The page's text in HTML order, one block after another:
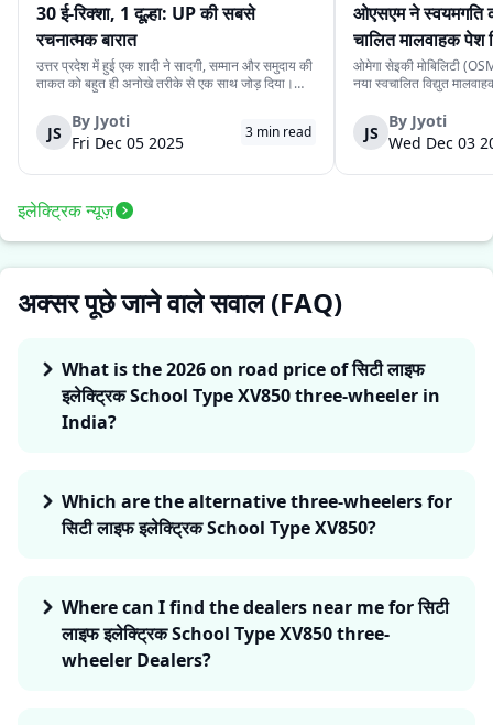
30 ई-रिक्शा, 1 दूल्हा: UP की सबसे
रचनात्मक बारात
उत्तर प्रदेश में हुई एक शादी ने सादगी, सम्मान और समुदाय की
ताकत को बहुत ही अनोखे तरीके से एक साथ जोड़ दिया।
वाहन की व्यवस्था करने के लिये पर्याप्त साधन नहीं थे।
लेकिन दोस्ती की भावना ने उस...
JS
By Jyoti
Fri Dec 05 2025
3 min read
ओएसएम ने स्वयमगति
चालित मालवाहक पेश
ओमेगा सेइकी मोबिलिटी
नया स्वचालित विद्युत
के स्वचालित यात्री संस्करण
लिये प्रस्तुत किया गया दूसरा
JS
By Jyoti
Wed Dec 03
इलेक्ट्रिक न्यूज़
अक्सर पूछे जाने वाले सवाल (FAQ)
What is the 2026 on road price of सिटी लाइफ
इलेक्ट्रिक School Type XV850 three-wheeler in
India?
Which are the alternative three-wheelers for
सिटी लाइफ इलेक्ट्रिक School Type XV850?
Where can I find the dealers near me for सिटी
लाइफ इलेक्ट्रिक School Type XV850 three-
wheeler Dealers?